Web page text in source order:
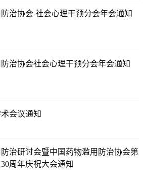
治协会 社会心理干预分会年会通知
治协会社会心理干预分会年会通知
会议通知
治研讨会暨中国药物滥用防治协会第
周年庆祝大会通知